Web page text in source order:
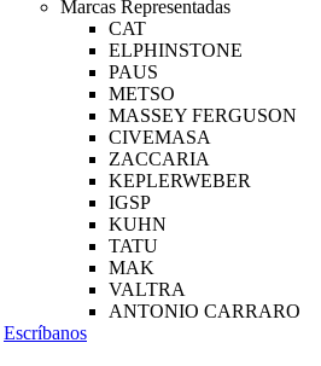
Marcas Representadas
CAT
ELPHINSTONE
PAUS
METSO
MASSEY FERGUSON
CIVEMASA
ZACCARIA
KEPLERWEBER
IGSP
KUHN
TATU
MAK
VALTRA
ANTONIO CARRARO
Escríbanos